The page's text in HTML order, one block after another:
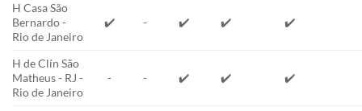
H Casa São
Bernardo -
Rio de Janeiro
✔️ - ✔️ ✔️ ✔️
H de Clín São
Matheus - RJ -
Rio de Janeiro
- - ✔️ ✔️ ✔️